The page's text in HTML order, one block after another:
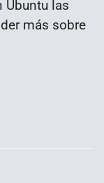
Ubuntu las
más sobre